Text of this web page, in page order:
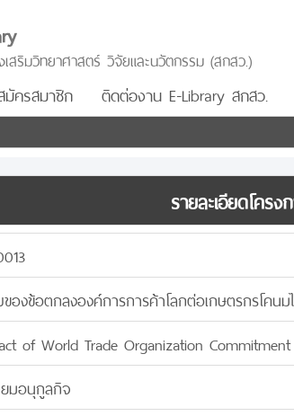
สริมวิทยาศาสตร์ วิจัยและนวัตกรรม (สกสว.)
มัครสมาชิก ติดต่องาน E-Library สกสว.
รายละเอียดโครง
องข้อตกลงองค์การการค้าโลกต่อเกษตรกรโคนม
of World Trade Organization
มอนุกูลกิจ